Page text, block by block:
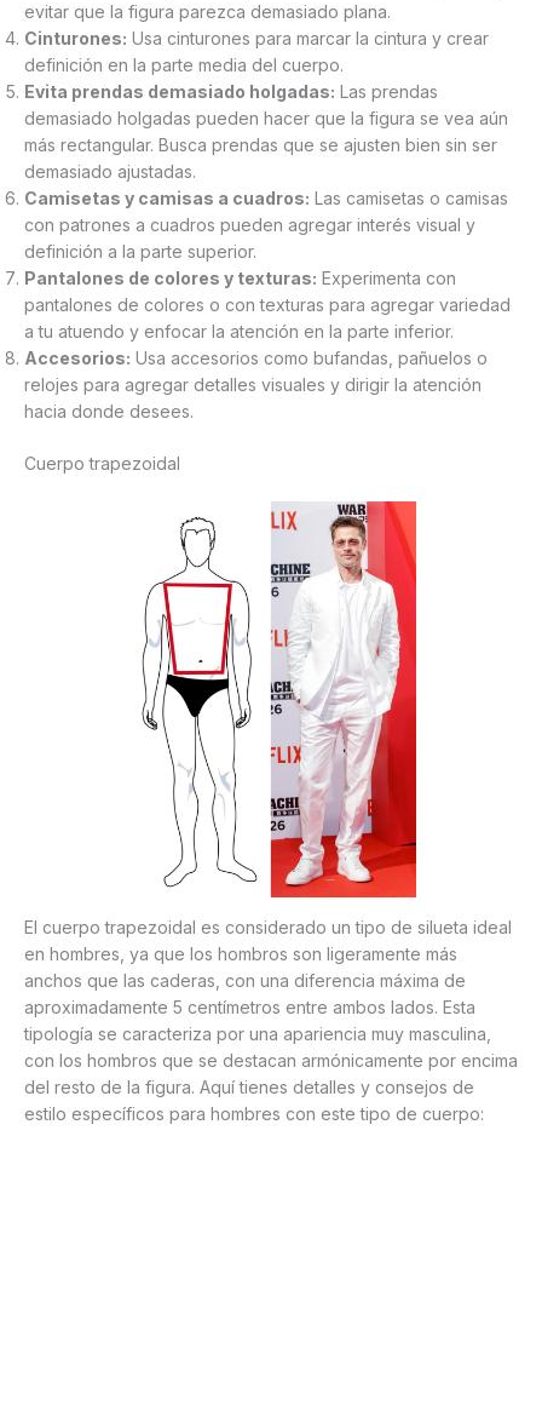
evitar que la figura parezca demasiado plana.
Cinturones: Usa cinturones para marcar la cintura y crear
definición en la parte media del cuerpo.
Evita prendas demasiado holgadas: Las prendas
demasiado holgadas pueden hacer que la figura se vea aún
más rectangular. Busca prendas que se ajusten bien sin ser
demasiado ajustadas.
Camisetas y camisas a cuadros: Las camisetas o camisas
con patrones a cuadros pueden agregar interés visual y
definición a la parte superior.
Pantalones de colores y texturas: Experimenta con
pantalones de colores o con texturas para agregar variedad
a tu atuendo y enfocar la atención en la parte inferior.
Accesorios: Usa accesorios como bufandas, pañuelos o
relojes para agregar detalles visuales y dirigir la atención
hacia donde desees.
Cuerpo trapezoidal
El cuerpo trapezoidal es considerado un tipo de silueta ideal
en hombres, ya que los hombros son ligeramente más
anchos que las caderas, con una diferencia máxima de
aproximadamente 5 centímetros entre ambos lados. Esta
tipología se caracteriza por una apariencia muy masculina,
con los hombros que se destacan armónicamente por encima
del resto de la figura. Aquí tienes detalles y consejos de
estilo específicos para hombres con este tipo de cuerpo: